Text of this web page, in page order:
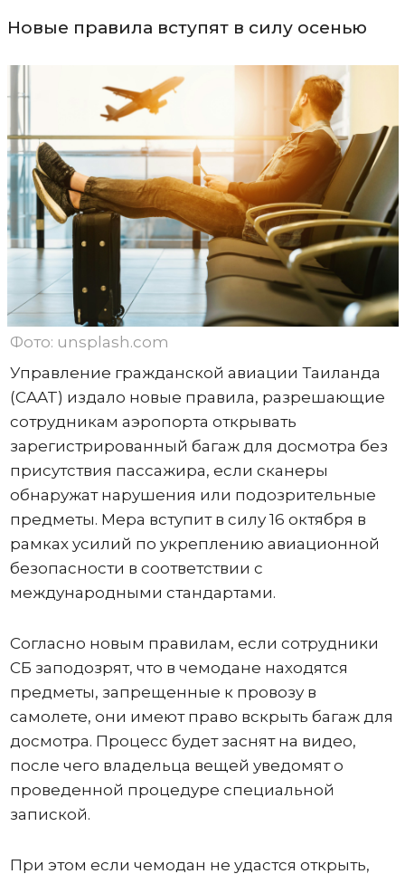
Новые правила вступят в силу осенью
Фото: unsplash.com
Управление гражданской авиации Таиланда
(CAAT) издало новые правила, разрешающие
сотрудникам аэропорта открывать
зарегистрированный багаж для досмотра без
присутствия пассажира, если сканеры
обнаружат нарушения или подозрительные
предметы. Мера вступит в силу 16 октября в
рамках усилий по укреплению авиационной
безопасности в соответствии с
международными стандартами.
Согласно новым правилам, если сотрудники
СБ заподозрят, что в чемодане ​​находятся
предметы, запрещенные к провозу в
самолете, они имеют право вскрыть багаж для
досмотра. Процесс будет заснят на видео,
после чего владельца вещей уведомят о
проведенной процедуре специальной
запиской.
При этом если чемодан не удастся открыть,